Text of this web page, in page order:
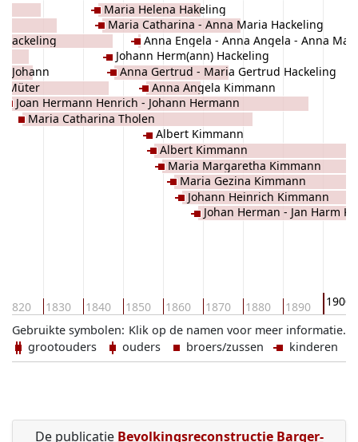
1820 1830 1840 1850 1860 1870 1880 1890 1900
Johann
Müter
Joan Hermann Henrich - Johann Hermann
- Jan Harm Kimmann
Maria Catharina Tholen
Maria Helena Hakeling
Maria Catharina - Anna Maria Hackeling
Johann Herm(ann) Hackeling
Anna Gertrud - Maria Gertrud Hackeling
Anna Engela - Anna Angela - Anna
Angela Kimman
Anna Angela Kimmann
Albert Kimmann
Albert Kimmann
Maria Margaretha Kimmann
Maria Gezina Kimmann
Johann Heinrich Kimmann
Johan Herman - Jan Harm
Klik op de namen voor meer informatie.
Gebruikte symbolen:
grootouders
ouders broers/zussen kinderen
De publicatie Bevolkingsreconstructie Barger-